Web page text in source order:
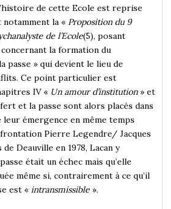
de cette Ecole est reprise
la « Proposition du 9
de l’Ecole(5), posant
la formation du
passe » qui devient le lieu de
Ce point particulier est
IV « Un amour d’institution» et
et la passe sont alors placés dans
émergence en même temps
Pierre Legendre/ Jacques
Deauville en 1978, Lacan y
était un échec mais qu’elle
même si, contrairement à ce qu’il
est « intransmissible ».